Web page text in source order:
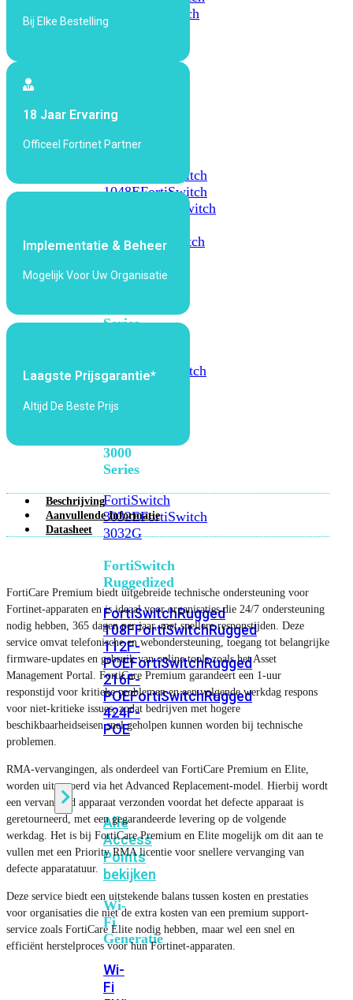
FortiSwitch
648F-
1000
FortiSwitch
1048EFortiSwitch
FortiSwitch
FPOEFortiSwitch
Series
2048FFortiSwitch
2048F-
B2F
3000
Series
FortiSwitch
3032EFortiSwitch
3032G
FortiSwitch
Ruggedized
FortiSwitchRugged
108FFortiSwitchRugged
112F-
POEFortiSwitchRugged
216F-
POEFortiSwitchRugged
424F-
POE
WiFi
Alle
Access
Points
bekijken
Wi-
Fi
Generatie
Wi-
Fi
Bij Elke Bestelling
18 Jaar Ervaring
Officeel Fortinet Partner
Implementatie & Beheer
Mogelijk Voor Uw Organisatie
Laagste Prijsgarantie*
Altijd De Beste Prijs
Beschrijving
Aanvullende Informatie
Datasheet
FortiCare Premium biedt uitgebreide technische ondersteuning voor
Fortinet-apparaten en is ideaal voor organisaties die 24/7 ondersteuning
nodig hebben, 365 dagen per jaar, met snellere responstijden. Deze
service omvat telefonische en webondersteuning, toegang tot belangrijke
firmware-updates en gebruik van online tools zoals het Asset
Management Portal. FortiCare Premium garandeert een 1-uur
responstijd voor kritieke problemen en een volgende werkdag respons
voor niet-kritieke issues, zodat bedrijven met hogere
beschikbaarheidseisen snel geholpen kunnen worden bij technische
problemen.
RMA-vervangingen, als onderdeel van FortiCare Premium en Elite,
worden uitgevoerd via het Advanced Replacement-model. Hierbij wordt
een vervangend apparaat verzonden voordat het defecte apparaat is
geretourneerd, met een gegarandeerde levering op de volgende
werkdag. Het is bij FortiCare Premium en Elite mogelijk om dit aan te
vullen met een Priority RMA licentie voor snellere vervanging van
defecte apparatatuur.
Deze service biedt een uitstekende balans tussen kosten en prestaties
voor organisaties die niet de extra kosten van een premium support-
service zoals FortiCare Elite nodig hebben, maar wel een snel en
efficiënt herstelproces voor hun Fortinet-apparaten.